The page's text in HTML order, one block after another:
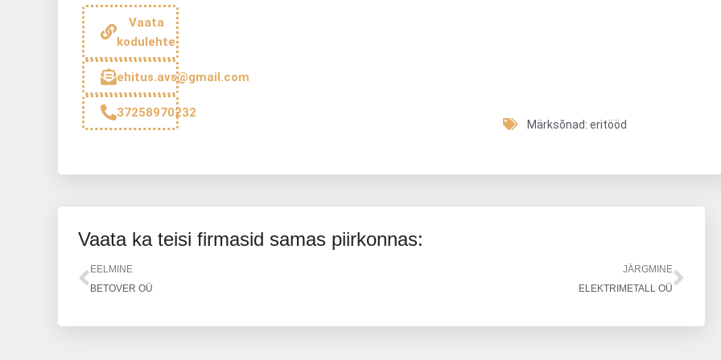
Vaata
kodulehte
ehitus.avs@gmail.com
37258970232
Märksõnad:eritööd
Vaata ka teisi firmasid samas piirkonnas:
Prev
EELMINE
BETOVER OÜ
JÄRGMINE
ELEKTRIMETALL OÜ